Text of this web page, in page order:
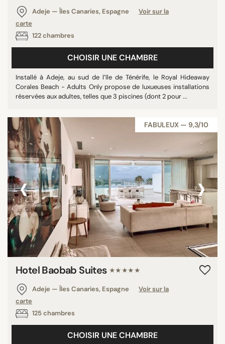
Adeje — Îles Canaries, Espagne
Voir sur la
carte
122 chambres
CHOISIR UNE CHAMBRE
Installé à Adeje, au sud de l’île de Ténérife, le Royal Hideaway
Corales Beach - Adults Only propose de luxueuses installations
réservées aux adultes, telles que 3 piscines (dont 2 pour ...
FABULEUX — 9,3/10
‹ ›
Hotel Baobab Suites ★★★★★
Adeje — Îles Canaries, Espagne
Voir sur la
carte
125 chambres
CHOISIR UNE CHAMBRE